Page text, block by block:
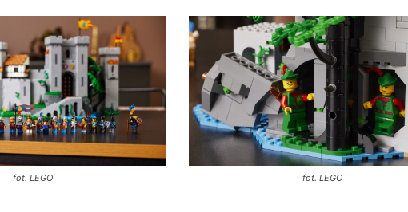
fot. LEGO fot. LEGO